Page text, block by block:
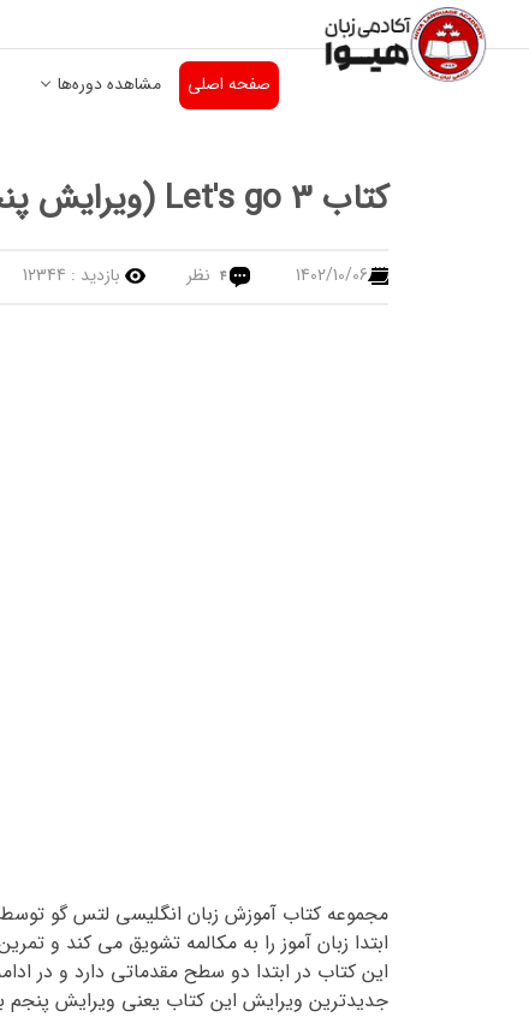
صفحه اصلی مشاهده دوره‌ها
کتاب Let's go 3 (ویرایش پنجم)
1402/10/06
4 نظر بازدید : 12344
مجموعه کتاب آموزش زبان انگلیسی لتس گو
ابتدا زبان آموز را به مکالمه تشویق می کند و
جدیدترین ویرایش این کتاب یعنی ویرایش پنجم